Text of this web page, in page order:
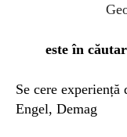
este în
Se cere
Engel, Demag